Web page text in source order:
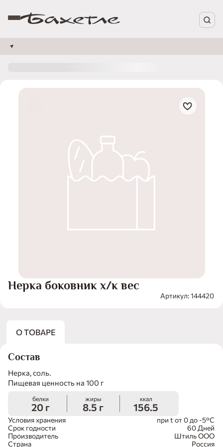
Нерка боковник х/к вес
Артикул: 144420
О ТОВАРЕ
Пищевая ценность на 100 г
белки
20 г
жиры
8.5 г
ккал
156.5
Условия хранения
при t от 0 до -5°С
Срок годности
60 Дней
Производитель
Штиль ООО
Страна
Россия
Состав
Нерка, соль.